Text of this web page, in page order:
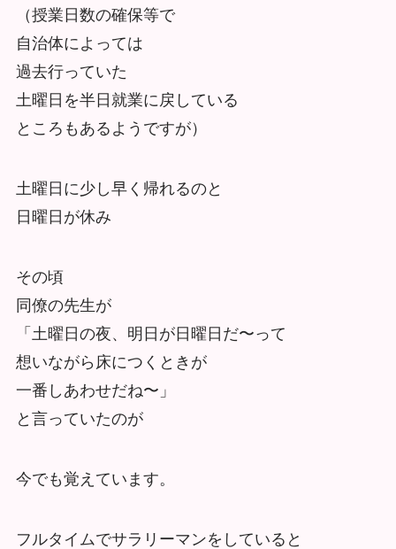
（授業日数の確保等で
自治体によっては
過去行っていた
土曜日を半日就業に戻している
ところもあるようですが）
土曜日に少し早く帰れるのと
日曜日が休み
その頃
同僚の先生が
「土曜日の夜、明日が日曜日だ〜って
想いながら床につくときが
一番しあわせだね〜」
と言っていたのが
今でも覚えています。
フルタイムでサラリーマンをしていると